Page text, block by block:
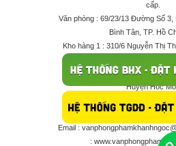
cấp.
Văn phòng : 69/23/13 Đường Số 3,
Bình Tân, TP. Hồ
Kho hàng 1 : 310/6 Nguyễn Thị
Kho hàng 2 : 68/2X Ấp Đông 1 ,
Huyện Hóc
Điện thoại : 028 625 66506 -
413 - 096 298 10 17 -
Email :
: